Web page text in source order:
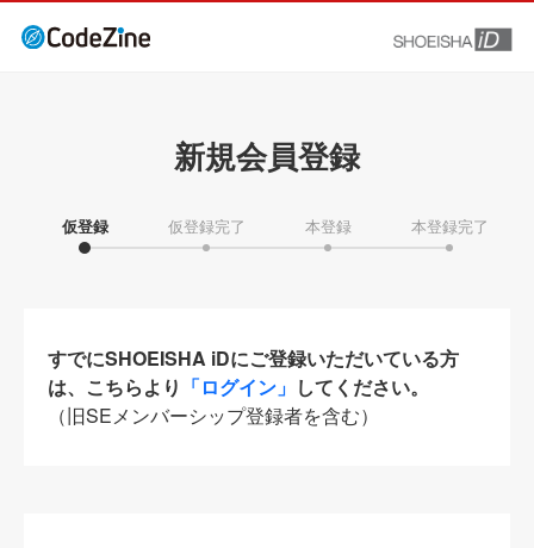
新規会員登録
仮登録 仮登録完了 本登録 本登録完了
すでにSHOEISHA iDにご登録いただいている方
は、こちらより 「ログイン」 してください。
（旧SEメンバーシップ登録者を含む）